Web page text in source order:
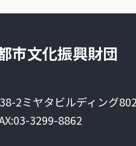
文化振興財団
2ミヤタビルディング
3299-8862